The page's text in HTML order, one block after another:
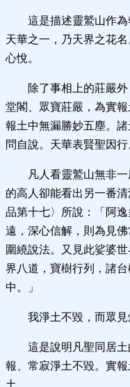
這是描述靈鷲山作
天華之一，乃天界之花
心悅。
除了事相上的莊嚴
堂閣、眾寶莊嚴，為實
報土中無漏勝妙五塵。
問自說。天華表賢聖因行
凡人看靈鷲山無非
的高人卻能看出另一番
品第十七〉所說：「阿
遠，深心信解，則為見
圍繞說法。又見此娑婆
界八道，寶樹行列，諸
中。」
我淨土不毀，而眾見
這是說明凡聖同居
報、常寂淨土不毀。實
土。